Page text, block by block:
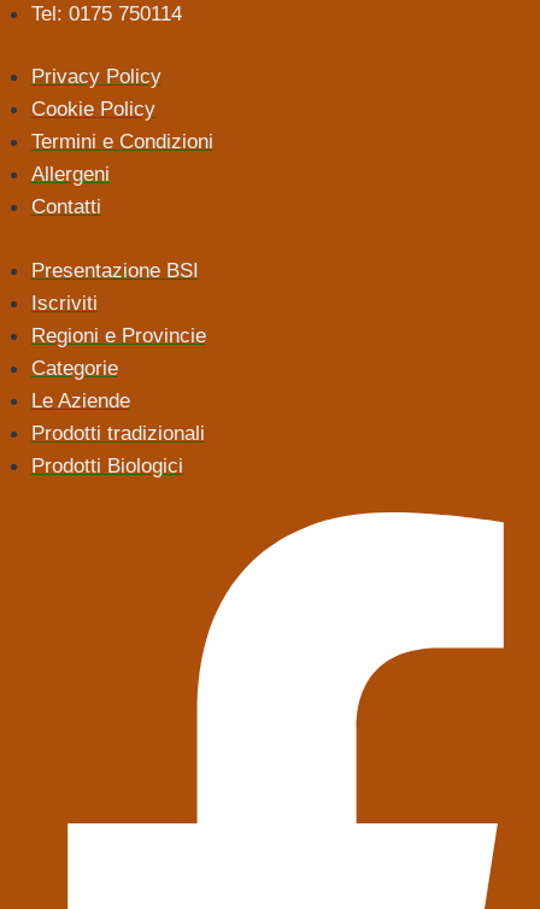
Tel: 0175 750114
Privacy Policy
Cookie Policy
Termini e Condizioni
Allergeni
Contatti
Presentazione BSI
Iscriviti
Regioni e Provincie
Categorie
Le Aziende
Prodotti tradizionali
Prodotti Biologici